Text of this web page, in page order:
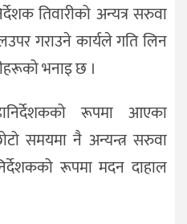
तिवारीको अन्यत्र सरुवा
गराउने कार्यले गति लिन
भनाइ छ ।
रूपमा आएका
समयमा नै अन्यन्त्र सरुवा
रूपमा मदन दाहाल